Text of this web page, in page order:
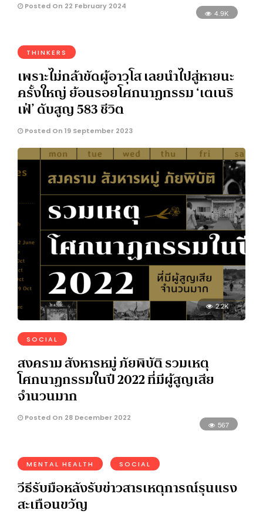
Posted On 22 February 2024
4.9K
THINKERS
เพราะไม่กล้าขัดผู้อาวุโส เลยนำไปสู่หายนะ
ครั้งใหญ่ ย้อนรอยโศกนาฏกรรม ‘เตเนริ
เฟ่’ ดับสูญ 583 ชีวิต
Posted On 19 September 2023
2.2K
SOCIAL
สงคราม สังหารหมู่ ภัยพิบัติ รวมเหตุ
โศกนาฏกรรมในปี 2022 ที่มีผู้สูญเสีย
จำนวนมาก
Posted On 28 December 2022
567
MENTAL HEALTH SOCIAL
วีธีรับมือหลังรับข่าวสารเหตุการณ์รุนแรง
สะเทือนขวัญ